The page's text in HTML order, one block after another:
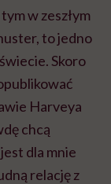
w zeszłym
to jedno
Skoro
Harveya
chcą
dla mnie
relację z